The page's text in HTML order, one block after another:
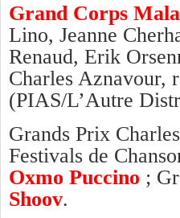
Grand Corps
Lino, Jeanne
Renaud, Erik
Charles Aznavour,
(PIAS/L’Autre
Grands Prix
Festivals de
Oxmo Puccino ;
Shoov.